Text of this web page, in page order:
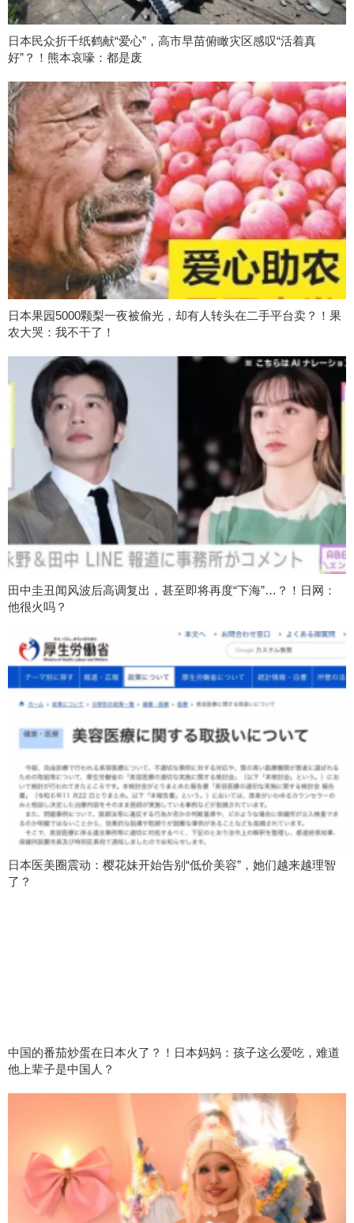
日本民众折千纸鹤献“爱心”，高市早苗俯瞰灾区感叹“活着真
好”？！熊本哀嚎：都是废
日本果园5000颗梨一夜被偷光，却有人转头在二手平台卖？！果
农大哭：我不干了！
田中圭丑闻风波后高调复出，甚至即将再度“下海”…？！日网：
他很火吗？
日本医美圈震动：樱花妹开始告别“低价美容”，她们越来越理智
了？
中国的番茄炒蛋在日本火了？！日本妈妈：孩子这么爱吃，难道
他上辈子是中国人？